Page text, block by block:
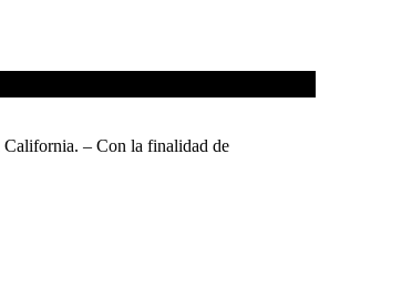
– Con la finalidad de